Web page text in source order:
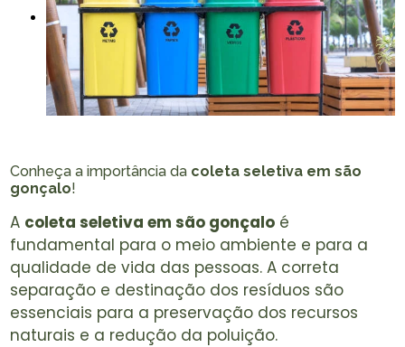
Conheça a importância da coleta seletiva em são
gonçalo!
A coleta seletiva em são gonçalo é
fundamental para o meio ambiente e para a
qualidade de vida das pessoas. A correta
separação e destinação dos resíduos são
essenciais para a preservação dos recursos
naturais e a redução da poluição.